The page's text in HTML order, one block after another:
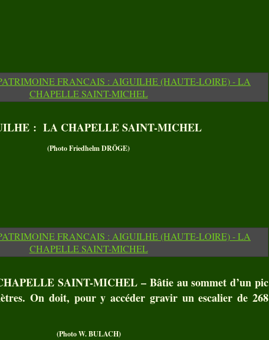
: LA CHAPELLE SAINT-MICHEL
(Photo Friedhelm DRÖGE)
SAINT-MICHEL – Bâtie au sommet d’un pic
On doit, pour y accéder gravir un escalier de 268
(Photo W. BULACH)